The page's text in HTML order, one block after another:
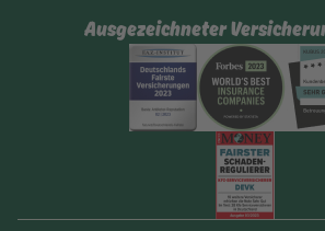
Ausgezeichneter